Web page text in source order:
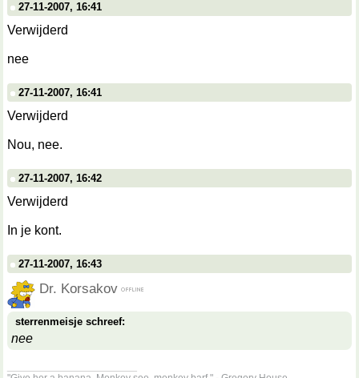
27-11-2007, 16:41
Verwijderd
nee
27-11-2007, 16:41
Verwijderd
Nou, nee.
27-11-2007, 16:42
Verwijderd
In je kont.
27-11-2007, 16:43
Dr. Korsakov
sterrenmeisje schreef:
nee